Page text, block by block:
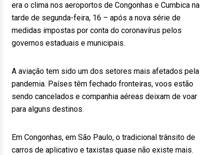
era o clima nos aeroportos de Congonhas e Cumbica na
tarde de segunda-feira, 16 – após a nova série de
medidas impostas por conta do coronavírus pelos
governos estaduais e municipais.
A aviação tem sido um dos setores mais afetados pela
pandemia. Países têm fechado fronteiras, voos estão
sendo cancelados e companhia aéreas deixam de voar
para alguns destinos.
Em Congonhas, em São Paulo, o tradicional trânsito de
carros de aplicativo e taxistas quase não existe mais.